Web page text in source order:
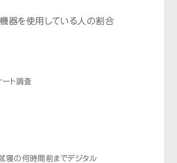
器を使用している人の割合
ート調査
の何時間前までデジタル